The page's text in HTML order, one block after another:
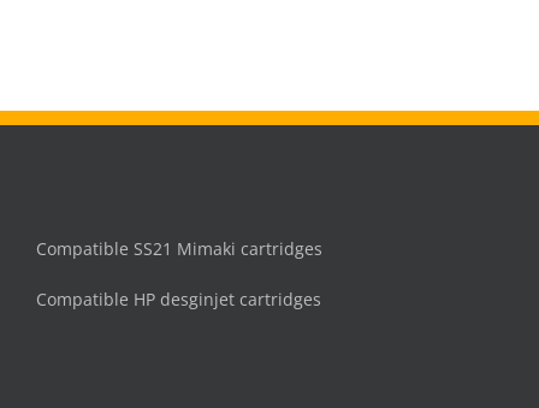
Compatible SS21 Mimaki cartridges
Compatible HP desginjet cartridges